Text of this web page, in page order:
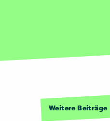
Weitere Beiträge